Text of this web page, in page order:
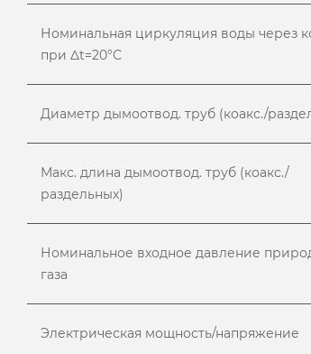
Номинальная циркуляция воды через
при Δt=20°С
Диаметр дымоотвод. труб (коакс./
Макс. длина дымоотвод. труб (коакс./
раздельных)
Номинальное входное давление
газа
Электрическая мощность/напряжение